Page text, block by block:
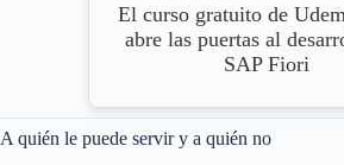
El curso gratuito de
abre las puertas al
SAP Fiori
A quién le puede servir y a quién no